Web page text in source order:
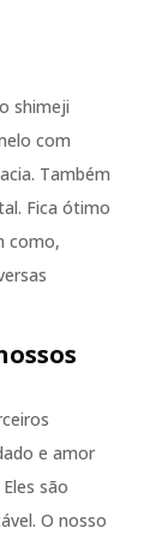
shimeji
com
Também
Fica ótimo
como,
e amor
são
O nosso